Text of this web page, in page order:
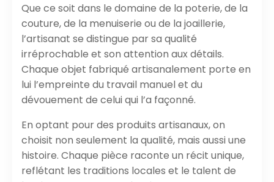
Que ce soit dans le domaine de la poterie, de la
couture, de la menuiserie ou de la joaillerie,
l’artisanat se distingue par sa qualité
irréprochable et son attention aux détails.
Chaque objet fabriqué artisanalement porte en
lui l’empreinte du travail manuel et du
dévouement de celui qui l’a façonné.
En optant pour des produits artisanaux, on
choisit non seulement la qualité, mais aussi une
histoire. Chaque pièce raconte un récit unique,
reflétant les traditions locales et le talent de